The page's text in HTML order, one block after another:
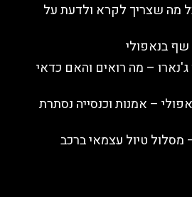
מה שצריך לקרא ולדעת על
בנאפולי
ג'נארו – מה רואים והאם כדאי
– אמנות וכנסייה נסתרת
מסלול טיול עצמאי ברכב